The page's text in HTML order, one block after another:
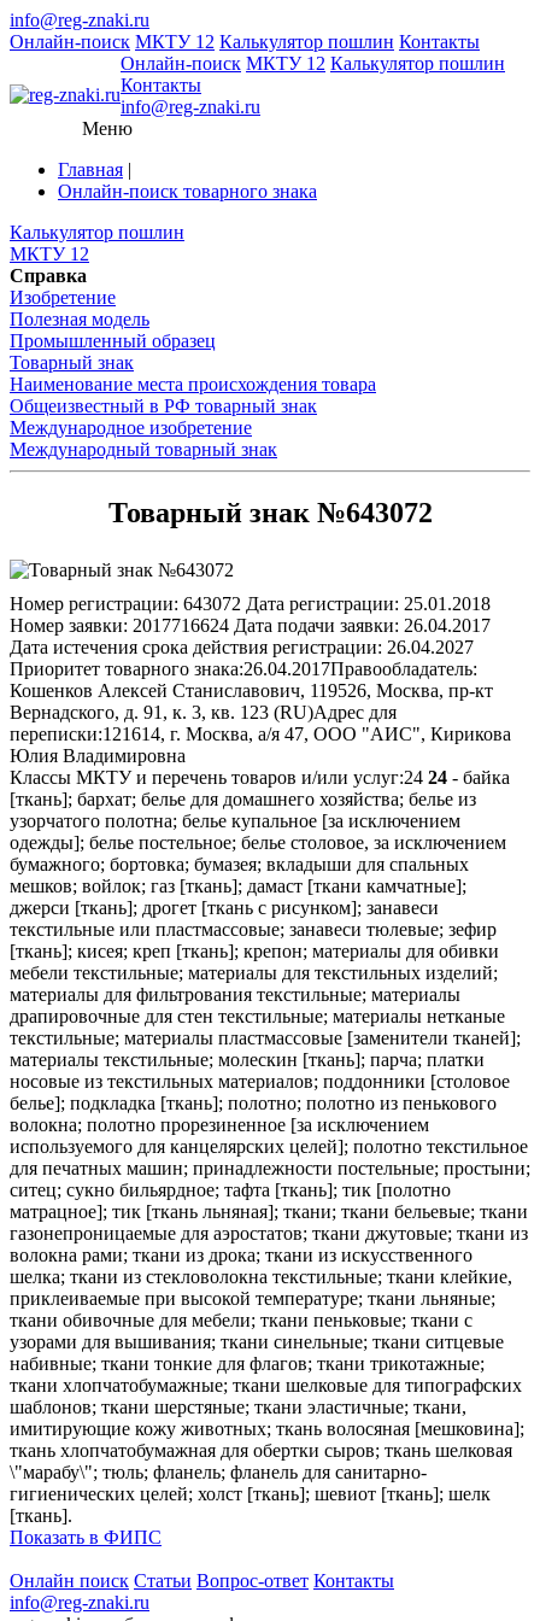
info@reg-znaki.ru
Онлайн-поиск МКТУ 12 Калькулятор пошлин Контакты
Онлайн-поиск МКТУ 12 Калькулятор пошлин
Контакты
info@reg-znaki.ru
Меню
Главная |
Онлайн-поиск товарного знака
Калькулятор пошлин
МКТУ 12
Справка
Изобретение
Полезная модель
Промышленный образец
Товарный знак
Наименование места происхождения товара
Общеизвестный в РФ товарный знак
Международное изобретение
Международный товарный знак
Товарный знак №643072
Номер регистрации: 643072 Дата регистрации: 25.01.2018
Номер заявки: 2017716624 Дата подачи заявки: 26.04.2017
Дата истечения срока действия регистрации: 26.04.2027
Приоритет товарного знака:26.04.2017Правообладатель:
Кошенков Алексей Станиславович, 119526, Москва, пр-кт
Вернадского, д. 91, к. 3, кв. 123 (RU)Адрес для
переписки:121614, г. Москва, а/я 47, ООО "АИС", Кирикова
Юлия Владимировна
Классы МКТУ и перечень товаров и/или услуг:24 24 - байка
[ткань]; бархат; белье для домашнего хозяйства; белье из
узорчатого полотна; белье купальное [за исключением
одежды]; белье постельное; белье столовое, за исключением
бумажного; бортовка; бумазея; вкладыши для спальных
мешков; войлок; газ [ткань]; дамаст [ткани камчатные];
джерси [ткань]; дрогет [ткань с рисунком]; занавеси
текстильные или пластмассовые; занавеси тюлевые; зефир
[ткань]; кисея; креп [ткань]; крепон; материалы для обивки
мебели текстильные; материалы для текстильных изделий;
материалы для фильтрования текстильные; материалы
драпировочные для стен текстильные; материалы нетканые
текстильные; материалы пластмассовые [заменители тканей];
материалы текстильные; молескин [ткань]; парча; платки
носовые из текстильных материалов; поддонники [столовое
белье]; подкладка [ткань]; полотно; полотно из пенькового
волокна; полотно прорезиненное [за исключением
используемого для канцелярских целей]; полотно текстильное
для печатных машин; принадлежности постельные; простыни;
ситец; сукно бильярдное; тафта [ткань]; тик [полотно
матрацное]; тик [ткань льняная]; ткани; ткани бельевые; ткани
газонепроницаемые для аэростатов; ткани джутовые; ткани из
волокна рами; ткани из дрока; ткани из искусственного
шелка; ткани из стекловолокна текстильные; ткани клейкие,
приклеиваемые при высокой температуре; ткани льняные;
ткани обивочные для мебели; ткани пеньковые; ткани с
узорами для вышивания; ткани синельные; ткани ситцевые
набивные; ткани тонкие для флагов; ткани трикотажные;
ткани хлопчатобумажные; ткани шелковые для типографских
шаблонов; ткани шерстяные; ткани эластичные; ткани,
имитирующие кожу животных; ткань волосяная [мешковина];
ткань хлопчатобумажная для обертки сыров; ткань шелковая
\"марабу\"; тюль; фланель; фланель для санитарно-
гигиенических целей; холст [ткань]; шевиот [ткань]; шелк
[ткань].
Показать в ФИПС
Онлайн поиск Статьи Вопрос-ответ Контакты
info@reg-znaki.ru